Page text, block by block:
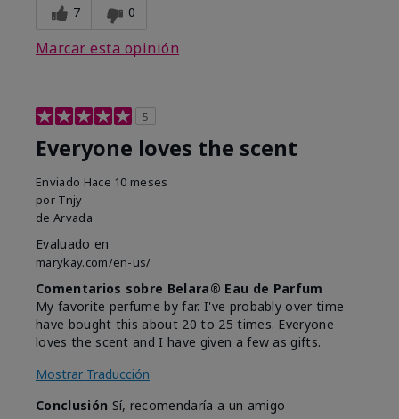
7 0
Marcar esta opinión
5
Everyone loves the scent
Enviado Hace 10 meses
por Tnjy
de Arvada
Evaluado en
marykay.com/en-us/
Comentarios sobre Belara® Eau de Parfum
My favorite perfume by far. I've probably over time
have bought this about 20 to 25 times. Everyone
loves the scent and I have given a few as gifts.
Mostrar Traducción
Conclusión Sí, recomendaría a un amigo